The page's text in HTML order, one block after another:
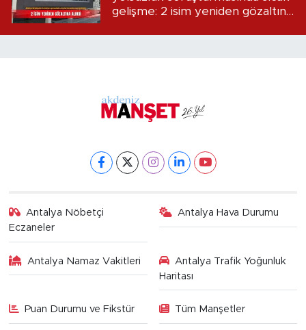
gelişme: 2 isim yeniden gözaltına
Antalya Nöbetçi
Eczaneler
Antalya Hava Durumu
Antalya Namaz Vakitleri
Antalya Trafik Yoğunluk
Haritası
Puan Durumu ve Fikstür Tüm Manşetler